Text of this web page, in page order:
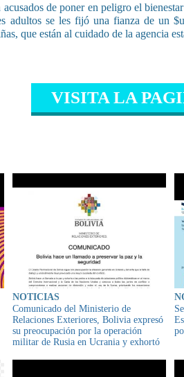
de poner en peligro el
adultos se les fijó una fianza de un
que están al cuidado de la agencia
VISITA LA
NOTICIAS
Comunicado del Ministerio de
Relaciones Exteriores, Bolivia expresó
su preocupación por la operación
militar de Rusia en Ucrania y exhortó